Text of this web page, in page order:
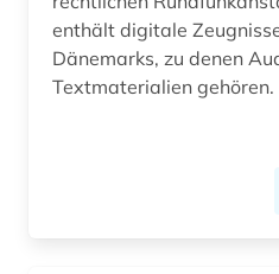
enthält digitale
Dänemarks, zu denen
Textmaterialien gehören.